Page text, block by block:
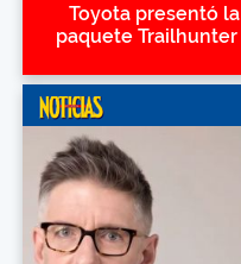
Toyota presentó
paquete